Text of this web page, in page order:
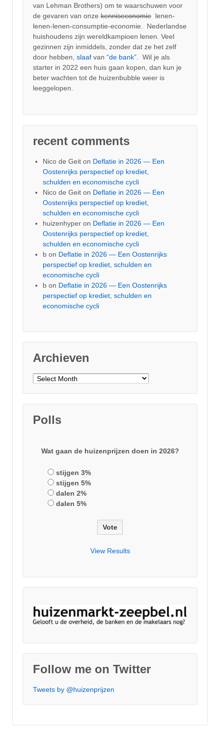
van Lehman Brothers) om te waarschuwen voor
de gevaren van onze kenniseconomie lenen-
lenen-lenen-consumptie-economie. Nederlandse
huishoudens zijn wereldkampioen lenen. Veel
gezinnen zijn inmiddels, zonder dat ze het zelf
door hebben, slaaf van “de bank”. Wil je als
starter in 2022 een huis gaan kopen, dan kun je
beter wachten tot de huizenbubble weer is
leeggelopen.
recent comments
Nico de Geit on Deflatie in 2026 — Een
Oostenrijks perspectief op krediet,
schulden en economische cycli
Nico de Geit on Deflatie in 2026 — Een
Oostenrijks perspectief op krediet,
schulden en economische cycli
huizenhyper on Deflatie in 2026 — Een
Oostenrijks perspectief op krediet,
schulden en economische cycli
b on Deflatie in 2026 — Een Oostenrijks
perspectief op krediet, schulden en
economische cycli
b on Deflatie in 2026 — Een Oostenrijks
perspectief op krediet, schulden en
economische cycli
Archieven
Archieven
Polls
Wat gaan de huizenprijzen doen in 2026?
stijgen 3%
stijgen 5%
dalen 2%
dalen 5%
View Results
Follow me on Twitter
Tweets by @huizenprijzen